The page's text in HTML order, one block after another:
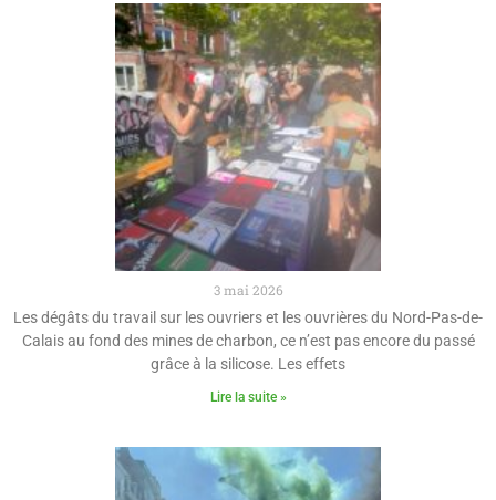
3 mai 2026
Les dégâts du travail sur les ouvriers et les ouvrières du Nord-Pas-de-
Calais au fond des mines de charbon, ce n’est pas encore du passé
grâce à la silicose. Les effets
Lire la suite »